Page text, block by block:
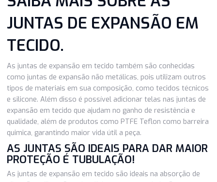
SAIBA MAIS SOBRE AS
JUNTAS DE EXPANSÃO
TECIDO.
As juntas de expansão em tecido também são conhecidas
como juntas de expansão não metálicas, pois utilizam
tipos de materiais em sua composição, como tecidos
e silicone. Além disso é possível adicionar telas nas
expansão em tecido que ajudam no ganho de resistência e
qualidade, além de produtos como PTFE Teflon como